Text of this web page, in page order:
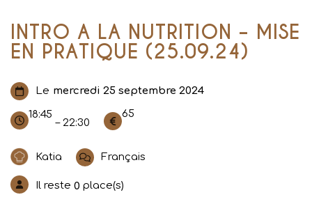
INTRO A LA NUTRITION – MISE
EN PRATIQUE (25.09.24)
Le mercredi 25 septembre 2024
18:45
– 22:30
65
Katia Français
Il reste 0 place(s)